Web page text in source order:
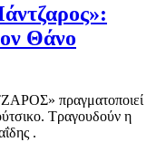
Θάνο
πραγματοποιεί
Τραγουδούν η
.